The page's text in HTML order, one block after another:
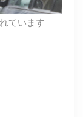
ています